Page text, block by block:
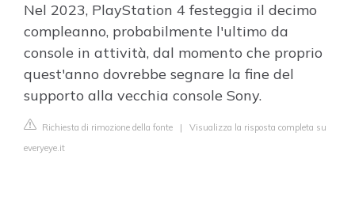
Nel 2023, PlayStation 4 festeggia il decimo
compleanno, probabilmente l'ultimo da
console in attività, dal momento che proprio
quest'anno dovrebbe segnare la fine del
supporto alla vecchia console Sony.
Richiesta di rimozione della fonte | Visualizza la risposta completa su
everyeye.it